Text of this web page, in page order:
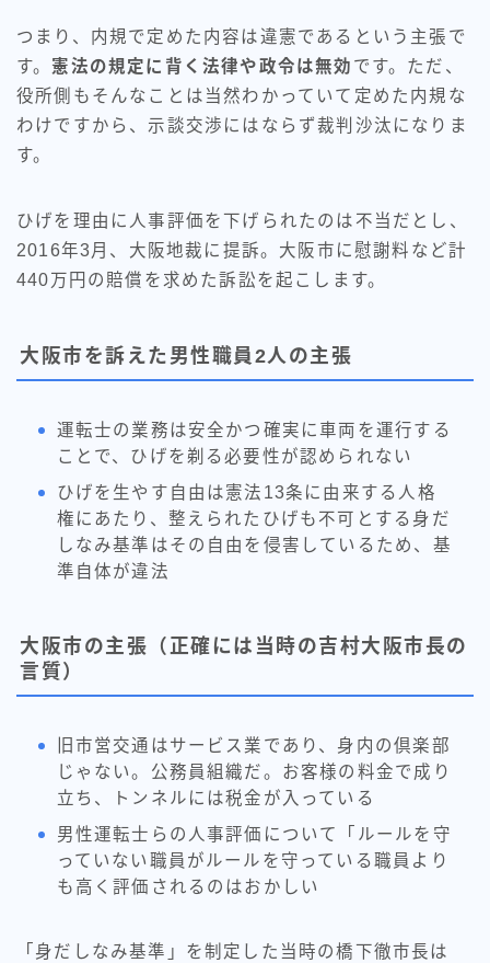
つまり、内規で定めた内容は違憲であるという主張で
す。 憲法の規定に背く法律や政令は無効 です。ただ、
役所側もそんなことは当然わかっていて定めた内規な
わけですから、示談交渉にはならず裁判沙汰になりま
す。
ひげを理由に人事評価を下げられたのは不当だとし、
2016年3月、大阪地裁に提訴。大阪市に慰謝料など計
440万円の賠償を求めた訴訟を起こします。
大阪市を訴えた男性職員2人の主張
運転士の業務は安全かつ確実に車両を運行する
ことで、ひげを剃る必要性が認められない
ひげを生やす自由は憲法13条に由来する人格
権にあたり、整えられたひげも不可とする身だ
しなみ基準はその自由を侵害しているため、基
準自体が違法
大阪市の主張（正確には当時の吉村大阪市長の
言質）
旧市営交通はサービス業であり、身内の倶楽部
じゃない。公務員組織だ。お客様の料金で成り
立ち、トンネルには税金が入っている
男性運転士らの人事評価について「ルールを守
っていない職員がルールを守っている職員より
も高く評価されるのはおかしい
「身だしなみ基準」を制定した当時の橋下徹市長は